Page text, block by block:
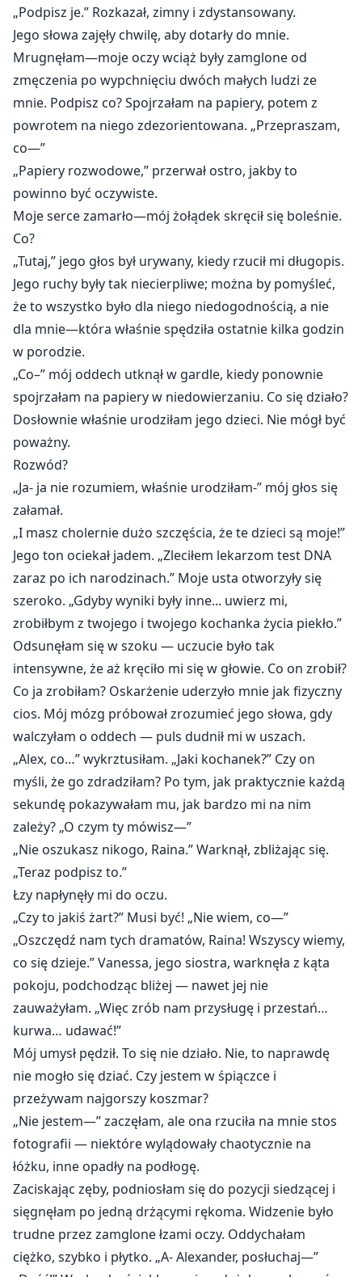
„Podpisz je.” Rozkazał, zimny i zdystansowany.
Jego słowa zajęły chwilę, aby dotarły do mnie.
Mrugnęłam—moje oczy wciąż były zamglone od
zmęczenia po wypchnięciu dwóch małych ludzi ze
mnie. Podpisz co? Spojrzałam na papiery, potem z
powrotem na niego zdezorientowana. „Przepraszam,
co—”
„Papiery rozwodowe,” przerwał ostro, jakby to
powinno być oczywiste.
Moje serce zamarło—mój żołądek skręcił się boleśnie.
Co?
„Tutaj,” jego głos był urywany, kiedy rzucił mi długopis.
Jego ruchy były tak niecierpliwe; można by pomyśleć,
że to wszystko było dla niego niedogodnością, a nie
dla mnie—która właśnie spędziła ostatnie kilka godzin
w porodzie.
„Co–” mój oddech utknął w gardle, kiedy ponownie
spojrzałam na papiery w niedowierzaniu. Co się działo?
Dosłownie właśnie urodziłam jego dzieci. Nie mógł być
poważny.
Rozwód?
„Ja- ja nie rozumiem, właśnie urodziłam-” mój głos się
załamał.
„I masz cholernie dużo szczęścia, że te dzieci są moje!”
Jego ton ociekał jadem. „Zleciłem lekarzom test DNA
zaraz po ich narodzinach.” Moje usta otworzyły się
szeroko. „Gdyby wyniki były inne... uwierz mi,
zrobiłbym z twojego i twojego kochanka życia piekło.”
Odsunęłam się w szoku — uczucie było tak
intensywne, że aż kręciło mi się w głowie. Co on zrobił?
Co ja zrobiłam? Oskarżenie uderzyło mnie jak fizyczny
cios. Mój mózg próbował zrozumieć jego słowa, gdy
walczyłam o oddech — puls dudnił mi w uszach.
„Alex, co…” wykrztusiłam. „Jaki kochanek?” Czy on
myśli, że go zdradziłam? Po tym, jak praktycznie każdą
sekundę pokazywałam mu, jak bardzo mi na nim
zależy? „O czym ty mówisz—”
„Nie oszukasz nikogo, Raina.” Warknął, zbliżając się.
„Teraz podpisz to.”
Łzy napłynęły mi do oczu.
„Czy to jakiś żart?” Musi być! „Nie wiem, co—”
„Oszczędź nam tych dramatów, Raina! Wszyscy wiemy,
co się dzieje.” Vanessa, jego siostra, warknęła z kąta
pokoju, podchodząc bliżej — nawet jej nie
zauważyłam. „Więc zrób nam przysługę i przestań…
kurwa… udawać!”
Mój umysł pędził. To się nie działo. Nie, to naprawdę
nie mogło się dziać. Czy jestem w śpiączce i
przeżywam najgorszy koszmar?
„Nie jestem—” zaczęłam, ale ona rzuciła na mnie stos
fotografii — niektóre wylądowały chaotycznie na
łóżku, inne opadły na podłogę.
Zaciskając zęby, podniosłam się do pozycji siedzącej i
sięgnęłam po jedną drżącymi rękoma. Widzenie było
trudne przez zamglone łzami oczy. Oddychałam
ciężko, szybko i płytko. „A- Alexander, posłuchaj—”